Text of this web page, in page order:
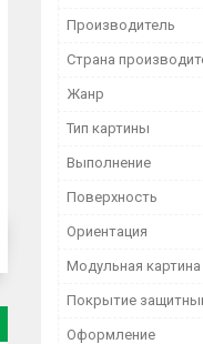
Производитель
Страна
Жанр
Тип картины
Выполнение
Поверхность
Ориентация
Модульная картина
Покрытие
Оформление